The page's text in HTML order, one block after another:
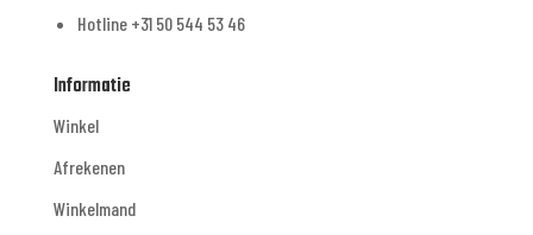
Hotline +31 50 544 53 46
Informatie
Winkel
Afrekenen
Winkelmand